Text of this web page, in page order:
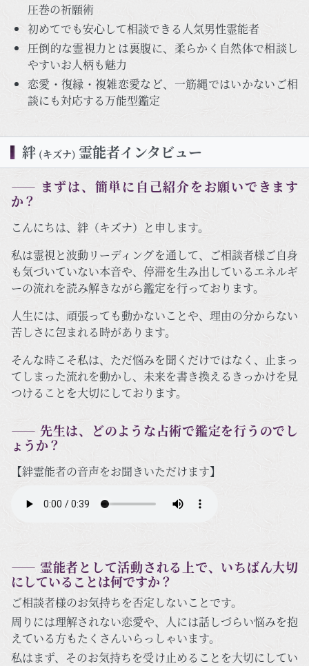
圧巻の祈願術
初めてでも安心して相談できる人気男性霊能者
圧倒的な霊視力とは裏腹に、柔らかく自然体で相談し
やすいお人柄も魅力
恋愛・復縁・複雑恋愛など、一筋縄ではいかないご相
談にも対応する万能型鑑定
絆 (キズナ) 霊能者インタビュー
―― まずは、簡単に自己紹介をお願いできます
か？
こんにちは、絆（キズナ）と申します。
私は霊視と波動リーディングを通して、ご相談者様ご自身
も気づいていない本音や、停滞を生み出しているエネルギ
ーの流れを読み解きながら鑑定を行っております。
人生には、頑張っても動かないことや、理由の分からない
苦しさに包まれる時があります。
そんな時こそ私は、ただ悩みを聞くだけではなく、止まっ
てしまった流れを動かし、未来を書き換えるきっかけを見
つけることを大切にしております。
―― 先生は、どのような占術で鑑定を行うのでし
ょうか？
【絆霊能者の音声をお聞きいただけます】
―― 霊能者として活動される上で、いちばん大切
にしていることは何ですか？
ご相談者様のお気持ちを否定しないことです。
周りには理解されない恋愛や、人には話しづらい悩みを抱
えている方もたくさんいらっしゃいます。
私はまず、そのお気持ちを受け止めることを大切にしてい